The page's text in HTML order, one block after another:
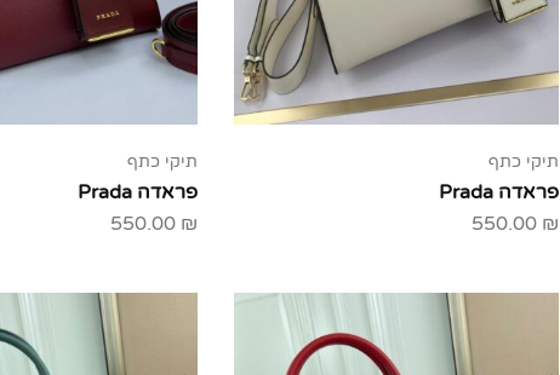
תיקי כתף
פראדה Prada
550.00 ₪
תיקי כתף
פראדה Prada
550.00 ₪